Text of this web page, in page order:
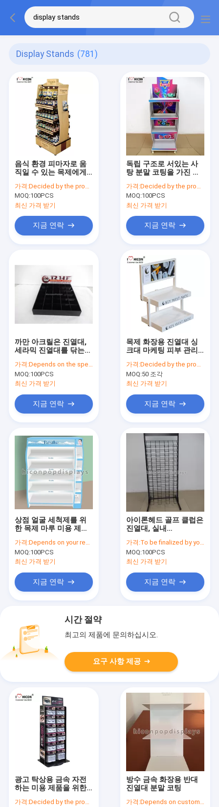
Display Stands (781)
음식 환경 피마자로 움
직일 수 있는 목제에게
가격:Decided by the product specifications
MOQ:100PCS
최신 가격 받기
지금 연락
독립 구조로 서있는 사
탕 분말 코팅을 가진 거
가격:Decided by the product specifications
MOQ:100PCS
최신 가격 받기
지금 연락
까만 아크릴은 진열대,
세라믹 진열대를 닦는
니다
가격:Depends on the specification
MOQ:100PCS
최신 가격 받기
지금 연락
목제 화장용 진열대 싱
크대 마케팅 피부 관리
가격:Decided by the product specifications
MOQ:50 조각
최신 가격 받기
지금 연락
상점 얼굴 세척제를 위
한 목제 마루 미용 제품
가격:Depends on your requirements
MOQ:100PCS
최신 가격 받기
지금 연락
아이론헤드 골프 클럽은
진열대, 실내
대를 타일을 붙입니다
가격:To be finalized by your needs
MOQ:100PCS
최신 가격 받기
지금 연락
시간 절약
최고의 제품에 문의하십시오.
요구 사항 제공
광고 탁상용 금속 자전
하는 미용 제품을 위한
가격:Decided by the product specifications
방수 금속 화장용 반대
진열대 분말 코팅
가격:Depends on customer's needs